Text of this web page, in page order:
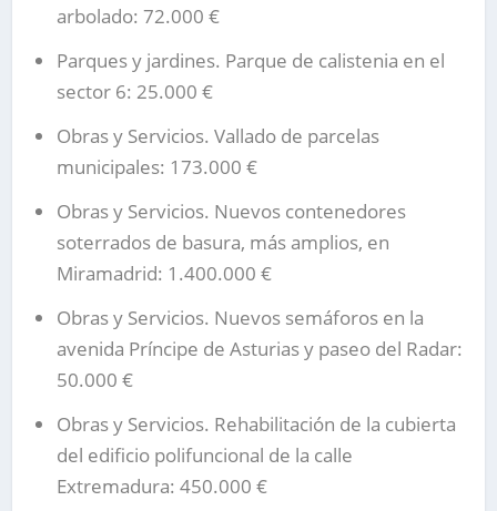
arbolado: 72.000 €
Parques y jardines. Parque de calistenia en el
sector 6: 25.000 €
Obras y Servicios. Vallado de parcelas
municipales: 173.000 €
Obras y Servicios. Nuevos contenedores
soterrados de basura, más amplios, en
Miramadrid: 1.400.000 €
Obras y Servicios. Nuevos semáforos en la
avenida Príncipe de Asturias y paseo del Radar:
50.000 €
Obras y Servicios. Rehabilitación de la cubierta
del edificio polifuncional de la calle
Extremadura: 450.000 €